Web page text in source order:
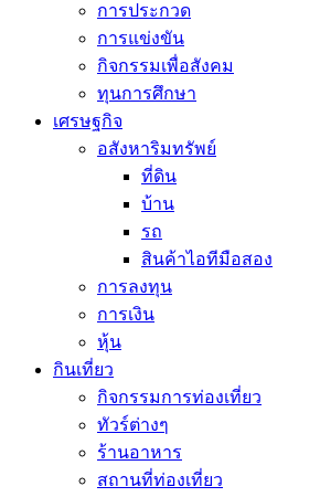
การประกวด
การแข่งขัน
กิจกรรมเพื่อสังคม
ทุนการศึกษา
เศรษฐกิจ
อสังหาริมทรัพย์
ที่ดิน
บ้าน
รถ
สินค้าไอทีมือสอง
การลงทุน
การเงิน
หุ้น
กินเที่ยว
กิจกรรมการท่องเที่ยว
ทัวร์ต่างๆ
ร้านอาหาร
สถานที่ท่องเที่ยว